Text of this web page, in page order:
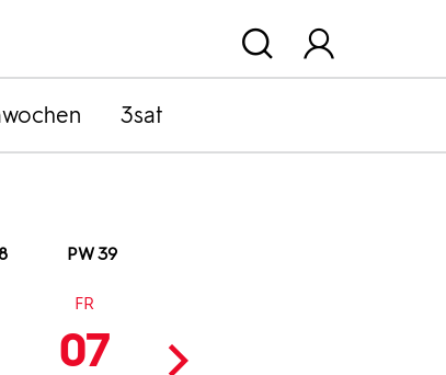
3sat
PW 39
07
FR
08